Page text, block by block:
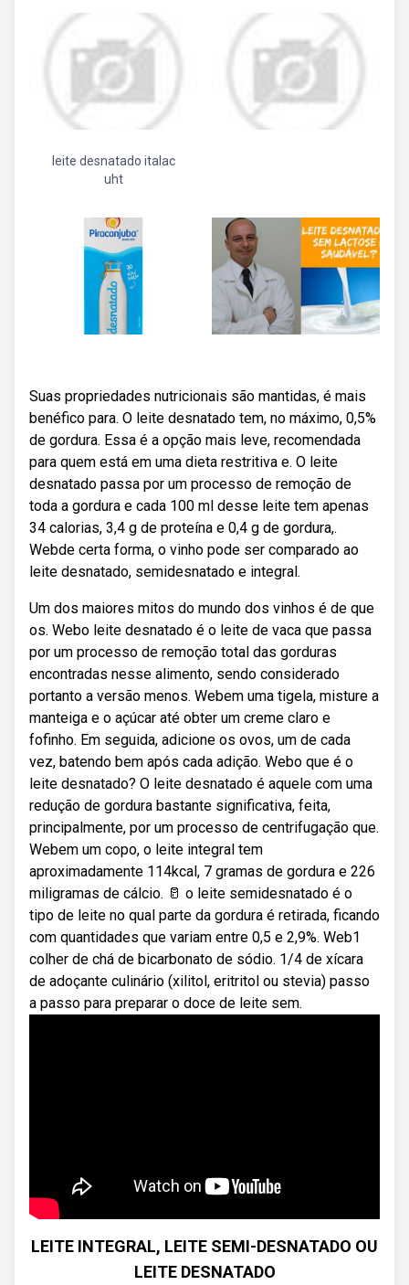
leite desnatado italac
uht
Suas propriedades nutricionais são mantidas, é mais
benéfico para. O leite desnatado tem, no máximo, 0,5%
de gordura. Essa é a opção mais leve, recomendada
para quem está em uma dieta restritiva e. O leite
desnatado passa por um processo de remoção de
toda a gordura e cada 100 ml desse leite tem apenas
34 calorias, 3,4 g de proteína e 0,4 g de gordura,.
Webde certa forma, o vinho pode ser comparado ao
leite desnatado, semidesnatado e integral.
Um dos maiores mitos do mundo dos vinhos é de que
os. Webo leite desnatado é o leite de vaca que passa
por um processo de remoção total das gorduras
encontradas nesse alimento, sendo considerado
portanto a versão menos. Webem uma tigela, misture a
manteiga e o açúcar até obter um creme claro e
fofinho. Em seguida, adicione os ovos, um de cada
vez, batendo bem após cada adição. Webo que é o
leite desnatado? O leite desnatado é aquele com uma
redução de gordura bastante significativa, feita,
principalmente, por um processo de centrifugação que.
Webem um copo, o leite integral tem
aproximadamente 114kcal, 7 gramas de gordura e 226
miligramas de cálcio. 🥛 o leite semidesnatado é o
tipo de leite no qual parte da gordura é retirada, ficando
com quantidades que variam entre 0,5 e 2,9%. Web1
colher de chá de bicarbonato de sódio. 1/4 de xícara
de adoçante culinário (xilitol, eritritol ou stevia) passo
a passo para preparar o doce de leite sem.
LEITE INTEGRAL, LEITE SEMI-DESNATADO OU
LEITE DESNATADO